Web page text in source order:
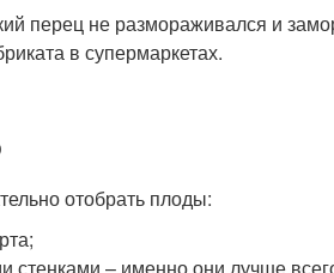
перец не размораживался и
в супермаркетах.
отобрать плоды: